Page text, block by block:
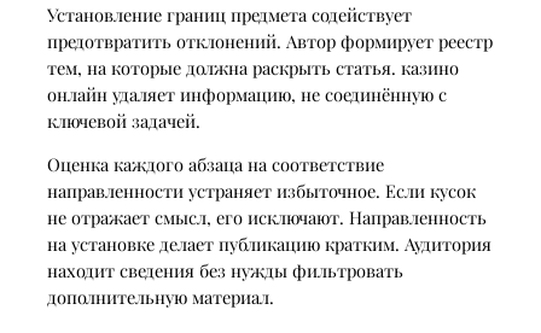
Установление границ предмета содействует
предотвратить отклонений. Автор формирует реестр
тем, на которые должна раскрыть статья. казино
онлайн удаляет информацию, не соединённую с
ключевой задачей.
Оценка каждого абзаца на соответствие
направленности устраняет избыточное. Если кусок
не отражает смысл, его исключают. Направленность
на установке делает публикацию кратким. Аудитория
находит сведения без нужды фильтровать
дополнительную материал.